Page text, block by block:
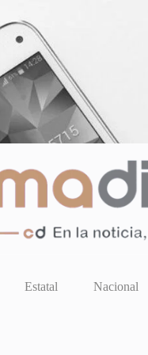
Estatal Nacional